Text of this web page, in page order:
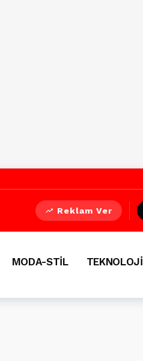
Reklam Ver
MODA-STİL TEKNOLOJİ